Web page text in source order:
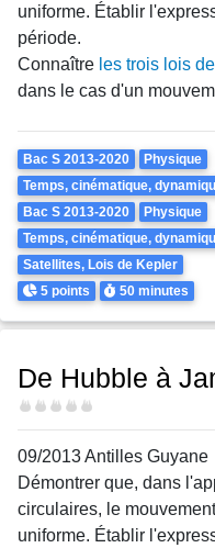
uniforme. Établir
période.
Connaître les trois lois
dans le cas d'un
Theme
Bac S 2013-2020
Physique
Temps, cinématique,
Bac S 2013-2020
Physique
Temps, cinématique,
Satellites, Lois de Kepler
Points
5 points Durée
50 minutes
De Hubble à
Difficulté
09/2013 Antilles Guyane
Démontrer que, dans
circulaires, le
uniforme. Établir